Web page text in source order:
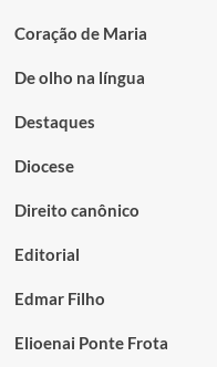
Coração de Maria
De olho na língua
Destaques
Diocese
Direito canônico
Editorial
Edmar Filho
Elioenai Ponte Frota